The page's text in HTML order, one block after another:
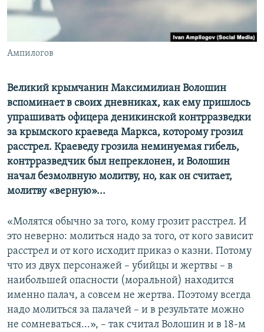
ПОБЕДИТЕЛЕЙ НЕ СУДЯТ?
КРЫМ.НЕПОКОРЕННЫЙ
ELIFBE
ПРИСОЕДИНЯЙТЕСЬ!
Все сайты RFE/RL
Ампилогов
Великий крымчанин Максимилиан Волошин
вспоминает в своих дневниках, как ему пришлось
упрашивать офицера деникинской контрразведки
за крымского краеведа Маркса, которому грозил
расстрел. Краеведу грозила неминуемая гибель,
контрразведчик был непреклонен, и Волошин
начал безмолвную молитву, но, как он считает,
молитву «верную»...
«Молятся обычно за того, кому грозит расстрел. И
это неверно: молиться надо за того, от кого зависит
расстрел и от кого исходит приказ о казни. Потому
что из двух персонажей – убийцы и жертвы – в
наибольшей опасности (моральной) находится
именно палач, а совсем не жертва. Поэтому всегда
надо молиться за палачей – и в результате можно
не сомневаться...», – так считал Волошин и в 18-м